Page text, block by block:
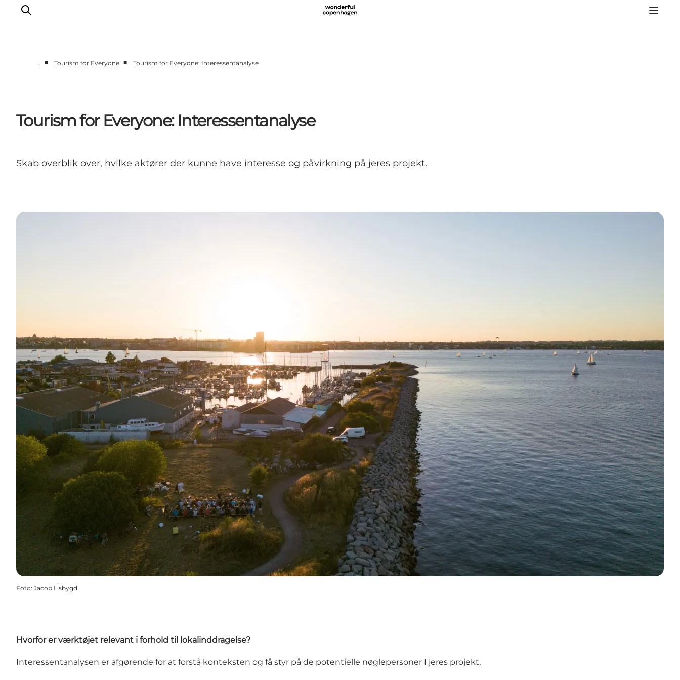
Turismeviden
Om Wonderful Copenhagen
… ■ Tourism for Everyone ■ Tourism for Everyone: Interessentanalyse
Tourism for Everyone: Interessentanalyse
Skab overblik over, hvilke aktører der kunne have interesse og påvirkning på jeres projekt.
Foto: Jacob Lisbygd
Hvorfor er værktøjet relevant i forhold til lokalinddragelse?
Interessentanalysen er afgørende for at forstå konteksten og få styr på de potentielle nøglepersoner I jeres projekt.